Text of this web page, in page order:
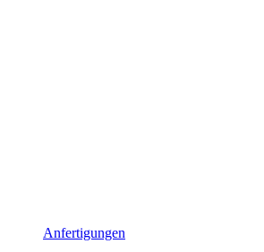
Anfertigungen